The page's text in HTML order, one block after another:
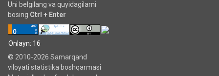
Uni belgilang va quyidagilarni
bosing Ctrl + Enter
Onlayn: 16
© 2010-2026 Samarqand
viloyati statistika boshqarmasi